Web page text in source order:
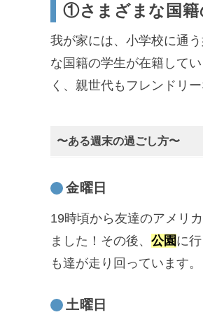
①さまざまな国籍
我が家には、小学校に通
な国籍の学生が在籍して
く、親世代もフレンドリ
〜ある週末の過ごし方〜
金曜日
19時頃から友達のアメリ
ました！その後、 公園に
も達が走り回っています。
土曜日